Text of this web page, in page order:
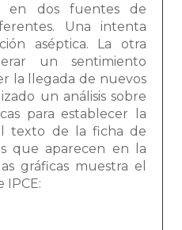
en dos fuentes de
Una intenta
aséptica. La otra
un sentimiento
la llegada de nuevos
un análisis sobre
para establecer la
texto de la ficha de
que aparecen en la
gráficas muestra el
IPCE: